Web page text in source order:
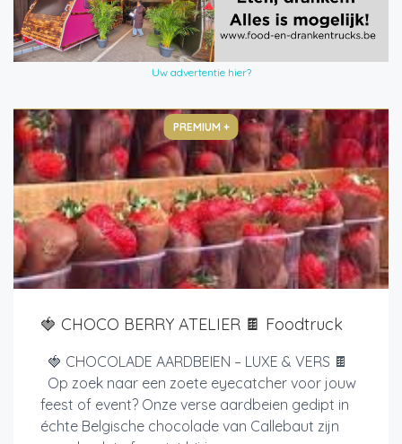
Uw advertentie hier?
PREMIUM +
🍓 CHOCO BERRY ATELIER 🍫 Foodtruck
🍓 CHOCOLADE AARDBEIEN – LUXE & VERS 🍫
Op zoek naar een zoete eyecatcher voor jouw
feest of event? Onze verse aardbeien gedipt in
échte Belgische chocolade van Callebaut zijn